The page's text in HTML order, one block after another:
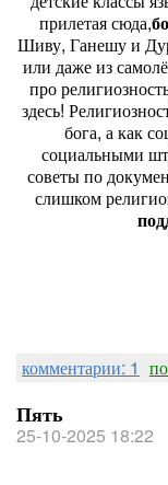
прилетая сюда,
Шиву, Ганешу и
или даже из
про
здесь!
бога, а как
социальными
советы по
слишком
комментарии: 1
Пять
25-10-2025 18:22